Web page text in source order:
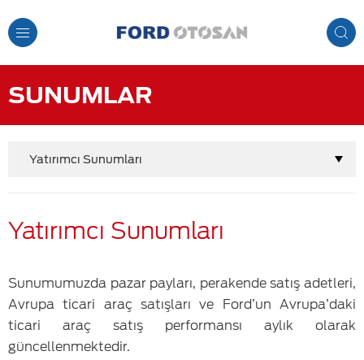
Toggle
Navigation
SUNUMLAR
Yatırımcı Sunumları
Yatırımcı Sunumları
Sunumumuzda pazar payları, perakende satış adetleri,
Avrupa ticari araç satışları ve Ford’un Avrupa’daki
ticari araç satış performansı aylık olarak
güncellenmektedir.